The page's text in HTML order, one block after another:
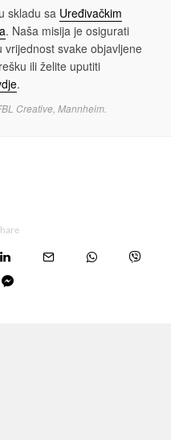
skladu sa Uređivačkim
. Naša misija je osigurati
svake objavljene
ili želite uputiti
.
Creative, Mannheim.